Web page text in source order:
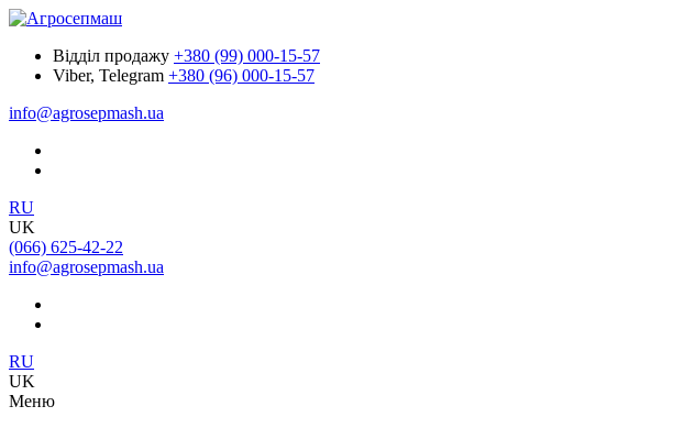
Відділ продажу +380 (99) 000-15-57
Viber, Telegram +380 (96) 000-15-57
info@agrosepmash.ua
RU
UK
(066) 625-42-22
info@agrosepmash.ua
RU
UK
Меню